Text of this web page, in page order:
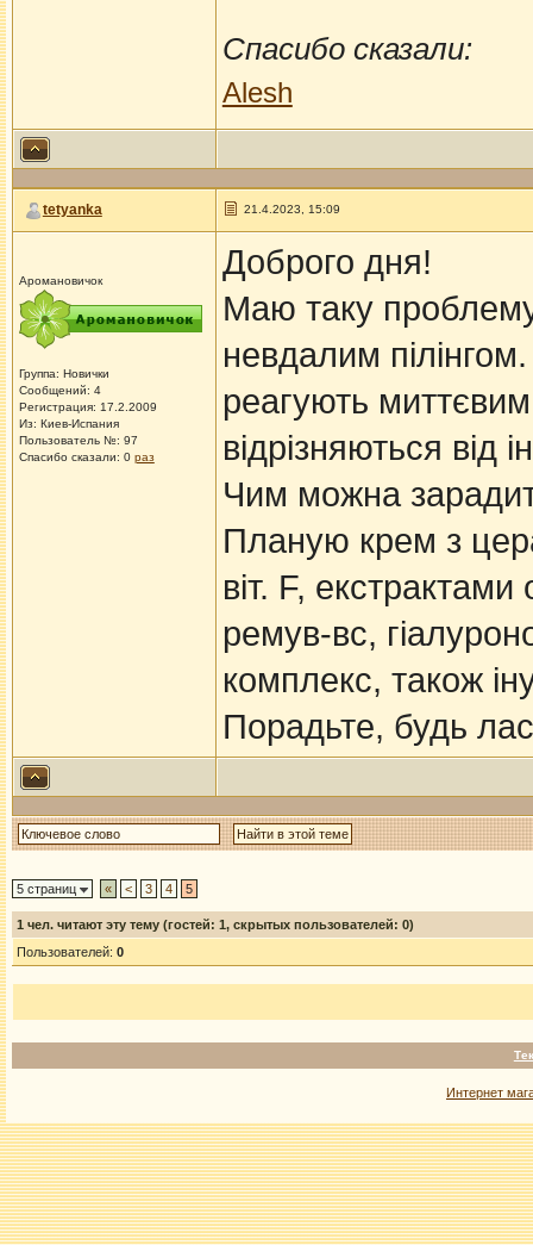
Спасибо сказали:
Alesh
tetyanka 21.4.2023, 15:09
Аромановичок
Группа: Новички
Сообщений: 4
Регистрация: 17.2.2009
Из: Киев-Испания
Пользователь №: 97
Спасибо сказали: 0 раз
Доброго дня!
Маю таку
невдалим
реагують
відрізняються від
Чим можна
Планую крем з
віт. F,
ремув-вс,
комплекс, також
Порадьте, будь
5 страниц « < 3 4 5
1 чел. читают эту тему (гостей: 1, скрытых пользователей: 0)
Пользователей: 0
Интернет